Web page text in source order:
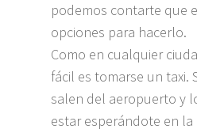
podemos contarte que
opciones para hacerlo.
Como en cualquier
fácil es tomarse un taxi.
salen del aeropuerto y
estar esperándote en la